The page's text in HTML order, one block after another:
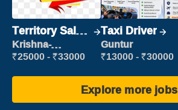
Territory Sales
Manager
Krishna-
vijayawada
₹25000 - ₹33000
Taxi Driver
Guntur
₹13000 - ₹30000
Explore more jobs